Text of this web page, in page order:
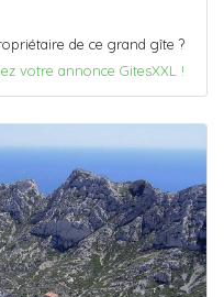
de ce grand gîte ?
votre annonce GitesXXL !